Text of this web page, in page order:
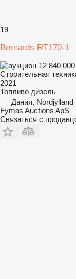
19
Bernards RT170-1
12 840
Строительная
2021
Топливо дизель
Дания, Nordjylland
Fymas Auctions ApS
Связаться с